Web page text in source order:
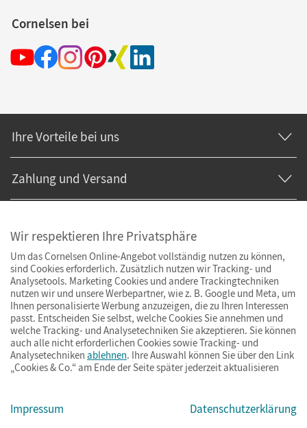
Cornelsen bei
Ihre Vorteile bei uns
Zahlung und Versand
© Cornelsen Verlag 2026
ImpressumAGBDatenschutzBarrierefreiheitCookies & Co.
Wir respektieren Ihre Privatsphäre
Um das Cornelsen Online-Angebot vollständig nutzen zu können,
sind Cookies erforderlich. Zusätzlich nutzen wir Tracking- und
Analysetools. Marketing Cookies und andere Trackingtechniken
nutzen wir und unsere Werbepartner, wie z. B. Google und Meta, um
Ihnen personalisierte Werbung anzuzeigen, die zu Ihren Interessen
passt. Entscheiden Sie selbst, welche Cookies Sie annehmen und
welche Tracking- und Analysetechniken Sie akzeptieren. Sie können
auch alle nicht erforderlichen Cookies sowie Tracking- und
Analysetechniken ablehnen. Ihre Auswahl können Sie über den Link
„Cookies & Co.“ am Ende der Seite später jederzeit aktualisieren
Impressum Datenschutzerklärung